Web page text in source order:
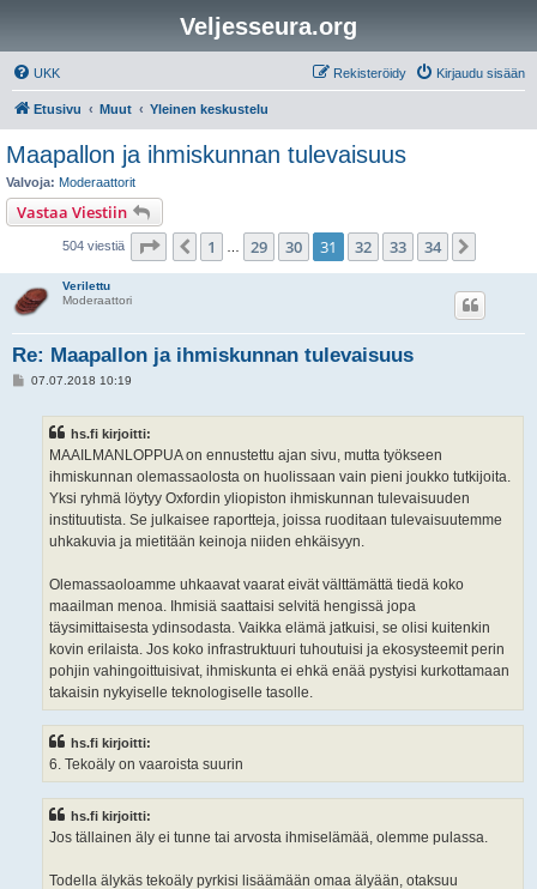
Veljesseura.org
UKK Kirjaudu sisään
Rekisteröidy
Etusivu Muut Yleinen keskustelu
Maapallon ja ihmiskunnan tulevaisuus
Valvoja: Moderaattorit
Vastaa Viestiin
504 viestiä Sivu 31/
Edellinen
1 29 30 31 32 33 34
Verilettu
Moderaattori
Re: Maapallon ja ihmiskunnan tulevaisuus
V07.07.2018 10:19
hs.fi kirjoitti:
MAAILMANLOPPUA on ennustettu ajan sivu, mutta työkseen
ihmiskunnan olemassaolosta on huolissaan vain pieni joukko tutkijoita.
Yksi ryhmä löytyy Oxfordin yliopiston ihmiskunnan tulevaisuuden
instituutista. Se julkaisee raportteja, joissa ruoditaan tulevaisuutemme
uhkakuvia ja mietitään keinoja niiden ehkäisyyn.
Olemassaoloamme uhkaavat vaarat eivät välttämättä tiedä koko
maailman menoa. Ihmisiä saattaisi selvitä hengissä jopa
täysimittaisesta ydinsodasta. Vaikka elämä jatkuisi, se olisi kuitenkin
kovin erilaista. Jos koko infrastruktuuri tuhoutuisi ja ekosysteemit perin
pohjin vahingoittuisivat, ihmiskunta ei ehkä enää pystyisi kurkottamaan
takaisin nykyiselle teknologiselle tasolle.
hs.fi kirjoitti:
6. Tekoäly on vaaroista suurin
hs.fi kirjoitti:
Jos tällainen äly ei tunne tai arvosta ihmiselämää, olemme pulassa.
Todella älykäs tekoäly pyrkisi lisäämään omaa älyään, otaksuu